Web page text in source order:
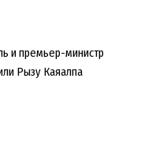
и премьер-министр
Рызу Каяалпа